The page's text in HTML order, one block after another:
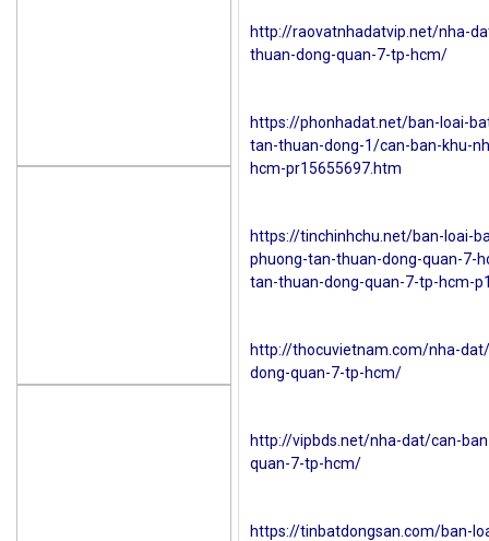
http://raovatnhadatvip.net/nha-
thuan-dong-quan-7-tp-hcm/
https://phonhadat.net/ban-loai-
tan-thuan-dong-1/can-ban-khu-
hcm-pr15655697.htm
https://tinchinhchu.net/ban-loai-
phuong-tan-thuan-dong-quan-7-
tan-thuan-dong-quan-7-tp-hcm-
http://thocuvietnam.com/nha-
dong-quan-7-tp-hcm/
http://vipbds.net/nha-dat/can-
quan-7-tp-hcm/
https://tinbatdongsan.com/ban-